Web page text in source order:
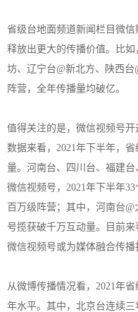
省级台地面频道新闻栏目微信
释放出更大的传播价值。比
坊、辽宁台@新北方、陕西
阵营，全年传播量均破亿。
值得关注的是，微信视频号
数据来看，2021年下半年，
量。河南台、四川台、福建
微信视频号，2021年下半年
百万级阵营；其中，河南台
号揽获破千万互动量。目前来
微信视频号或为媒体融合传播
从微博传播情况看，2021年
年水平。其中，北京台连续